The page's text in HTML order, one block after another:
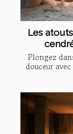
Les
Plongez
douceur